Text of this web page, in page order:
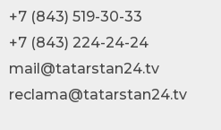
+7 (843) 519-30-33
+7 (843) 224-24-24
mail@tatarstan24.tv
reclama@tatarstan24.tv